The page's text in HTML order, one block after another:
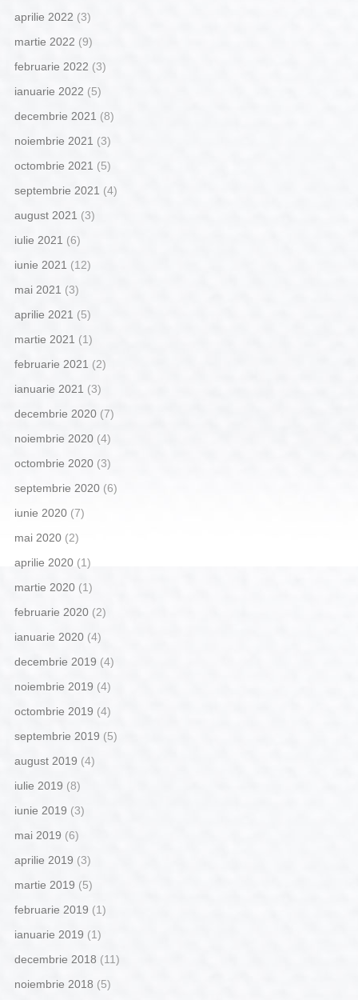
aprilie 2022 (3)
martie 2022 (9)
februarie 2022 (3)
ianuarie 2022 (5)
decembrie 2021 (8)
noiembrie 2021 (3)
octombrie 2021 (5)
septembrie 2021 (4)
august 2021 (3)
iulie 2021 (6)
iunie 2021 (12)
mai 2021 (3)
aprilie 2021 (5)
martie 2021 (1)
februarie 2021 (2)
ianuarie 2021 (3)
decembrie 2020(7)
noiembrie 2020(4)
octombrie 2020(3)
septembrie 2020(6)
iunie 2020(7)
mai 2020(2)
aprilie 2020(1)
martie 2020(1)
februarie 2020(2)
ianuarie 2020(4)
decembrie 2019 (4)
noiembrie 2019 (4)
octombrie 2019 (4)
septembrie 2019 (5)
august 2019 (4)
iulie 2019 (8)
iunie 2019 (3)
mai 2019 (6)
aprilie 2019 (3)
martie 2019 (5)
februarie 2019 (1)
ianuarie 2019 (1)
decembrie 2018 (11)
noiembrie 2018 (5)